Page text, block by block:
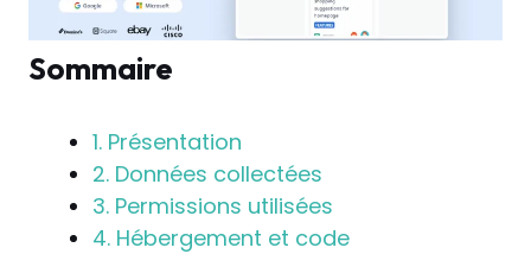
Sommaire
1. Présentation
2. Données collectées
3. Permissions utilisées
4. Hébergement et code